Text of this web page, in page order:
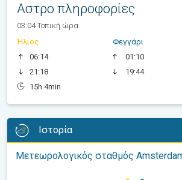
Αστρο πληροφορίες
03:04 Τοπική ώρα
Ήλιος
06:14
21:18
15h 4min
Φεγγάρι
01:10
19:44
Ιστορία
Μετεωρολογικός σταθμός